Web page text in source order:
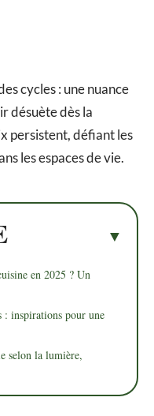
cycles : une nuance
désuète dès la
persistent, défiant les
les espaces de vie.
en 2025 ? Un
: inspirations pour une
selon la lumière,